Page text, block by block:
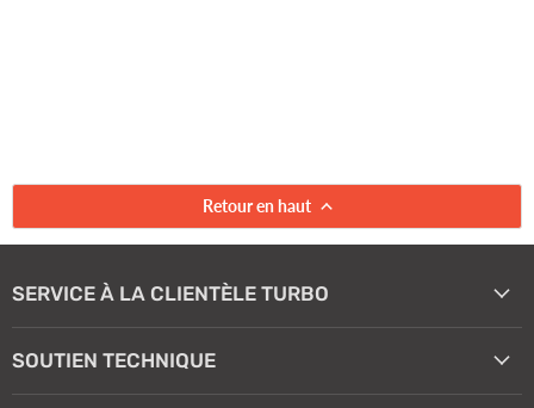
Retour en haut
SERVICE À LA CLIENTÈLE TURBO
SOUTIEN TECHNIQUE